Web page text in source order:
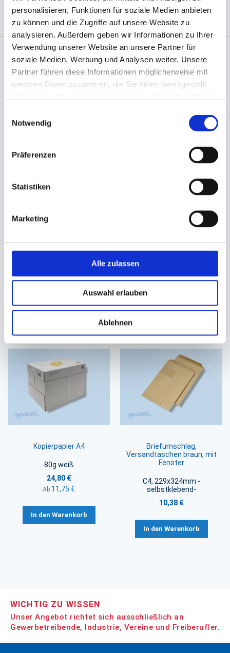
personalisieren, Funktionen für soziale Medien anbieten
zu können und die Zugriffe auf unsere Website zu
analysieren. Außerdem geben wir Informationen zu Ihrer
Verwendung unserer Website an unsere Partner für
soziale Medien, Werbung und Analysen weiter. Unsere
Partner führen diese Informationen möglicherweise mit
weiteren Daten zusammen, die Sie ihnen bereitgestellt
Notwendig
Präferenzen
Statistiken
Marketing
Alle zulassen
Auswahl erlauben
Ablehnen
Angaben zur Informationspflichten der GPSR
packpack.de GmbH, Am
Bullhamm 24-26, D-26441 Jever, info@packpack.de
interessiert sein
6,40 €
51,60 €
Kopierpapier A4
80g weiß
24,80 €
Ab 11,75 €
In den Warenkorb
Briefumschlag,
Versandtaschen braun, mit
Fenster
C4, 229x324mm -
selbstklebend-
10,38 €
In den Warenkorb
WICHTIG ZU WISSEN
Unser Angebot richtet sich ausschließlich an
Gewerbetreibende, Industrie, Vereine und Freiberufler.